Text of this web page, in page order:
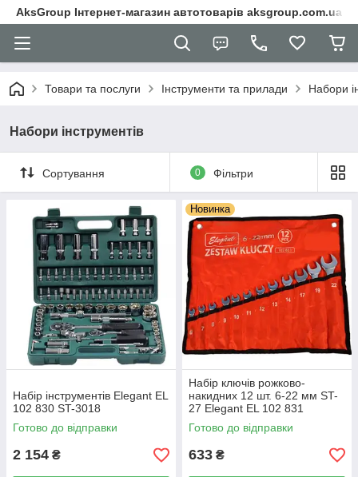
AksGroup Інтернет-магазин автотоварів aksgroup.com.ua
Товари та послуги Інструменти та прилади Набори
Набори інструментів
Сортування 0 Фільтри
Набір інструментів Elegant EL
102 830 ST-3018
Готово до відправки
2 154 ₴
Новинка
Набір ключів рожково-
накидних 12 шт. 6-22 мм ST-
27 Elegant EL 102 831
Готово до відправки
633 ₴